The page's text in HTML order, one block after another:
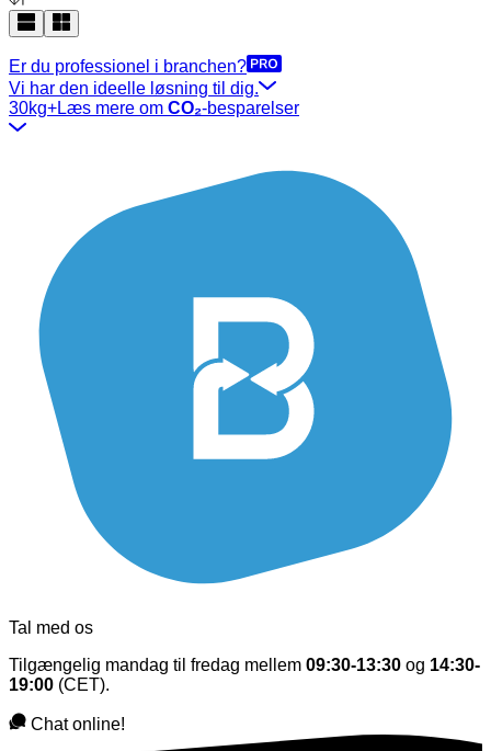
Er du professionel i branchen?
Vi har den ideelle løsning til dig.
30kg+Læs mere om CO₂-besparelser
Tal med os
Tilgængelig mandag til fredag mellem 09:30-13:30 og 14:30-
19:00 (CET).
Chat online!